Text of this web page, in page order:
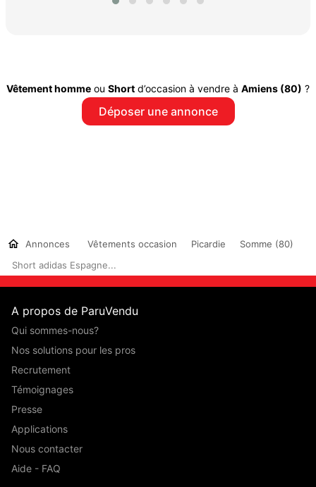
Vêtement homme ou Short d’occasion à vendre à Amiens (80) ?
Déposer une annonce
Annonces Vêtements occasion Picardie
Somme (80)
Short adidas Espagne...
A propos de ParuVendu
Qui sommes-nous?
Nos solutions pour les pros
Recrutement
Témoignages
Presse
Applications
Nous contacter
Aide - FAQ